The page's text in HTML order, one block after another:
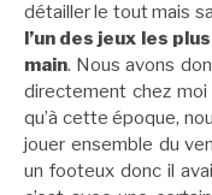
détailler le tout mais
l’un des jeux les
main. Nous avons
directement chez moi
qu’à cette époque,
jouer ensemble du
un footeux donc il